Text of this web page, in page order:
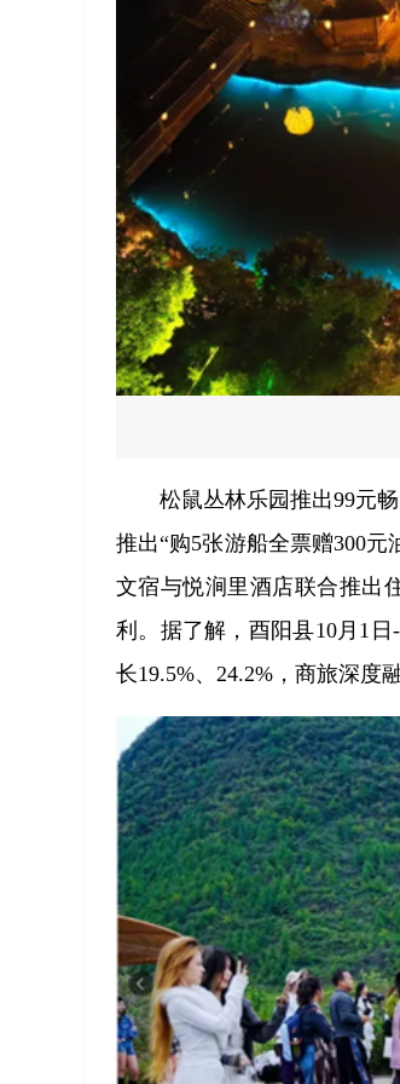
松鼠丛林乐园推出99元
推出“购5张游船全票赠300
文宿与悦涧里酒店联合推出
利。据了解，酉阳县10月1
长19.5%、24.2%，商旅深度